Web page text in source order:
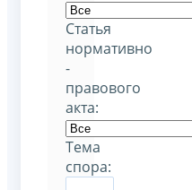
Статья
нормативно
-
правового
акта:
Тема
спора: